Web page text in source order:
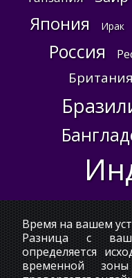
Япония Ирак
Россия
Время на вашем
Разница с
определяется
временной